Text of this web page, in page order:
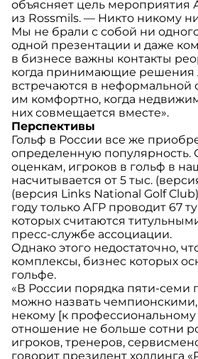
объясняет цель мероприятия
из Rossmils. — Никто никому
Мы не брали с собой ни
одной презентации и даже
в бизнесе важны контакты
когда принимающие решения
встречаются в неформальной
им комфортно, когда
них совмещается вместе».
Перспективы
Гольф в России все же
определенную популярность.
оценкам, игроков в гольф в
насчитывается от 5 тыс.
(версия Links National Golf
году только АГР проводит 67
которых считаются
пресс-службе ассоциации.
Однако этого недостаточно,
комплексы, бизнес которых
гольфе.
«В России порядка пяти-семи
можно назвать чемпионскими,
некому [к
отношение не больше сотни
игроков, тренеров,
говорит президент холдинга